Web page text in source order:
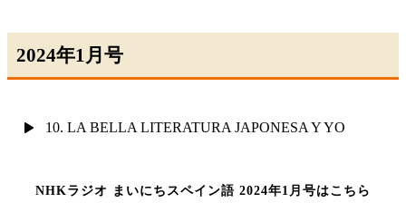
2024年1月号
10. LA BELLA LITERATURA JAPONESA Y YO
NHKラジオ まいにちスペイン語 2024年1月号はこちら